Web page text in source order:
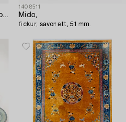
CG Hallberg serveringsfat rokokostil silver Stockholm 1916.
1408511
Mido,
fickur, savonett, 51 mm.